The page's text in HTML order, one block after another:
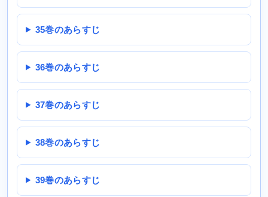
35巻のあらすじ
36巻のあらすじ
37巻のあらすじ
38巻のあらすじ
39巻のあらすじ